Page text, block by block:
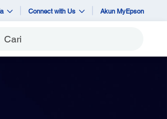
Connect with Us Akun MyEpson